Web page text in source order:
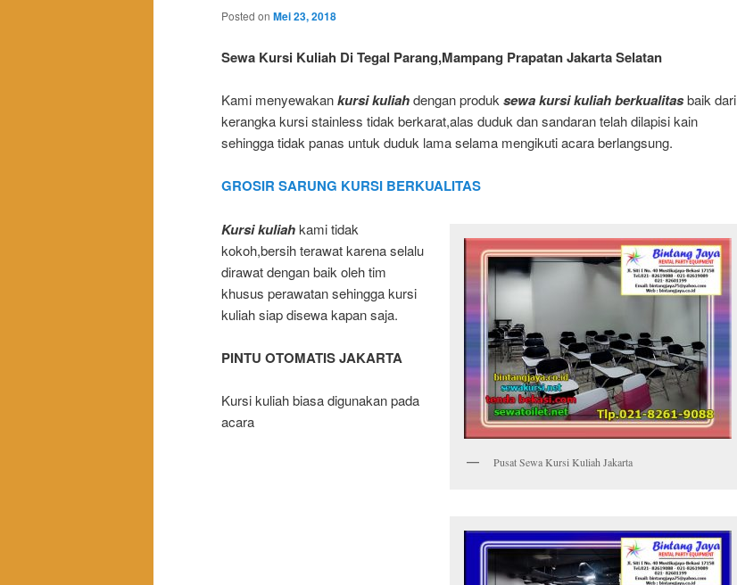
Posted on Mei 23, 2018
Sewa Kursi Kuliah Di Tegal Parang,Mampang Prapatan Jakarta Selatan
Kami menyewakankursi kuliahdengan produk sewa kursi kuliah berkualitasbaik dari
kerangka kursi stainless tidak berkarat,alas duduk dan sandaran telah dilapisi kain
sehingga tidak panas untuk duduk lama selama mengikuti acara berlangsung.
GROSIR SARUNG KURSI BERKUALITAS
Pusat Sewa Kursi Kuliah Jakarta
Kursi kuliahkami tidak
kokoh,bersih terawat karena selalu
dirawat dengan baik oleh tim
khusus perawatan sehingga kursi
kuliah siap disewa kapan saja.
PINTU OTOMATIS JAKARTA
Kursi kuliah biasa digunakan pada
acara